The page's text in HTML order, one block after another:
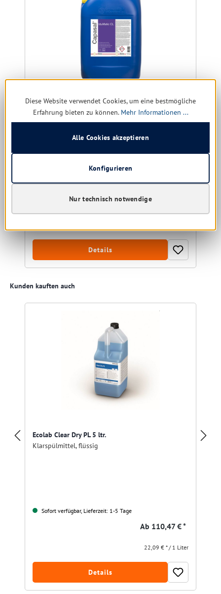
IduMatic CL Geschirrspülmaschinenreiniger mit
Chlor 12,5 kg
(Nachfolger von Gastro power)
Ab
Details
Produktgalerie überspringen
Kunden kauften auch
Ecolab Clear Dry PL 5 ltr.
Klarspülmittel, flüssig
Sofort verfügbar, Lieferzeit: 1-5 Tage
Ab 110,47 € *
22,09 € * / 1 Liter
Details
Diese Website verwendet Cookies, um eine bestmögliche
Erfahrung bieten zu können. Mehr Informationen ...
Nur technisch notwendige
Konfigurieren
Alle Cookies akzeptieren